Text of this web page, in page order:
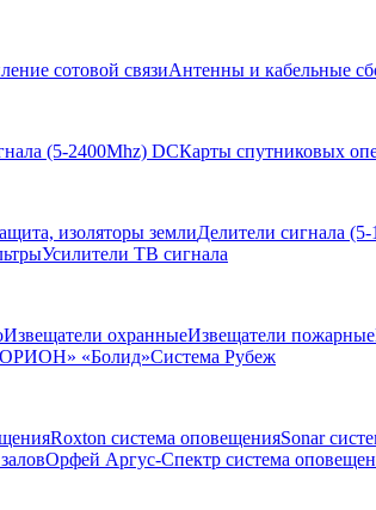
сотовой связиАнтенны и кабельные
(5-2400Mhz) DCКарты спутниковых
изоляторы землиДелители сигнала
Усилители ТВ сигнала
Извещатели охранныеИзвещатели пожарные
«Болид»Система Рубеж
Roxton система оповещенияSonar
Орфей Аргус-Спектр система